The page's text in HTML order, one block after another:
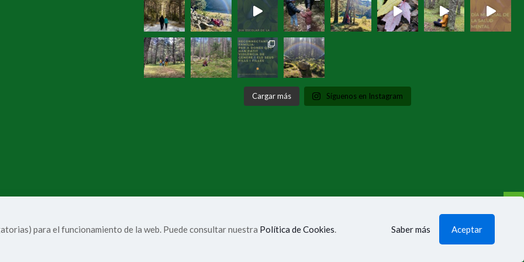
Cargar más Síguenos en Instagram
y Condiciones de uso
para el funcionamiento de la web. Puede consultar nuestra Política de Cookies Saber más Aceptar